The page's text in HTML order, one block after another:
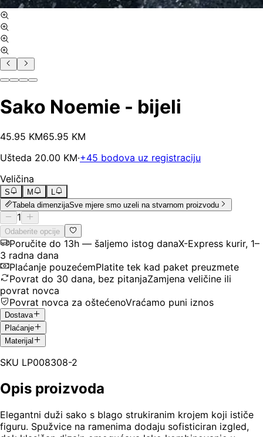
Sako Noemie - bijeli
45.95 KM65.95 KM
Ušteda 20.00 KM·+45 bodova uz registraciju
Veličina
S M
L
Tabela dimenzijaSve mjere smo uzeli na stvarnom proizvodu
1
Odaberite opcije
Poručite do 13h — šaljemo istog danaX-Express kurir, 1–
3 radna dana
Plaćanje pouzećemPlatite tek kad paket preuzmete
Povrat do 30 dana, bez pitanjaZamjena veličine ili
povrat novca
Povrat novca za oštećenoVraćamo puni iznos
Dostava
Plaćanje
Materijal
SKU LP008308-2
Opis proizvoda
Elegantni duži sako s blago strukiranim krojem koji ističe
figuru. Spužvice na ramenima dodaju sofisticiran izgled,